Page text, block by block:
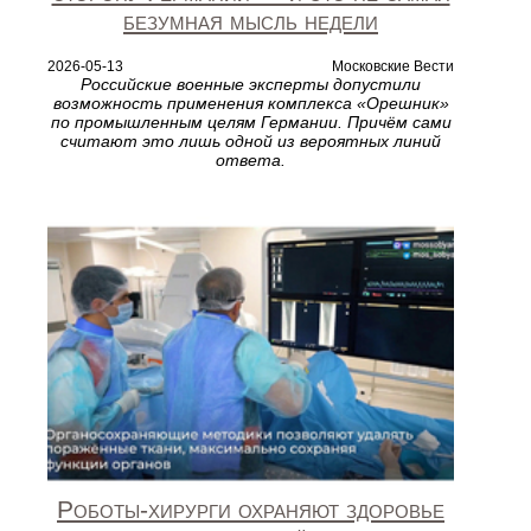
безумная мысль недели
2026-05-13 Московские Вести
Российские военные эксперты допустили
возможность применения комплекса «Орешник»
по промышленным целям Германии. Причём сами
считают это лишь одной из вероятных линий
ответа.
Роботы‑хирурги охраняют здоровье